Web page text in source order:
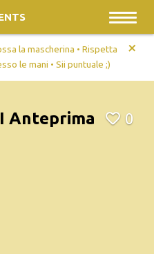
la mascherina • Rispetta
le mani • Sii puntuale ;)
+
Anteprima 0